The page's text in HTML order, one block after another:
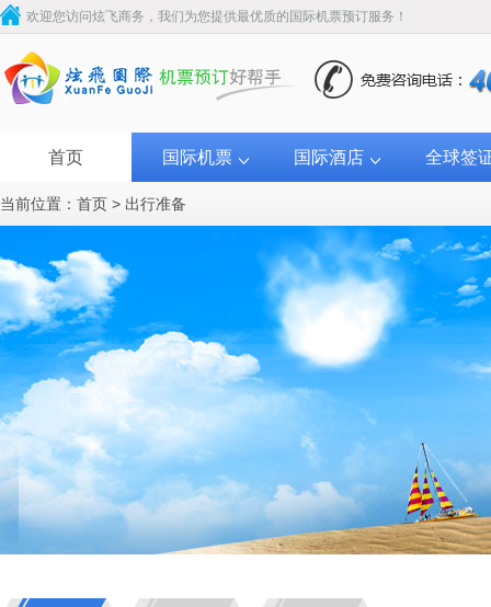
欢迎您访问炫飞商务，我们为您提供最优质的国际机票预订服务！
首页 国际机票 国际酒店 全球签
当前位置： 首页 > 出行准备